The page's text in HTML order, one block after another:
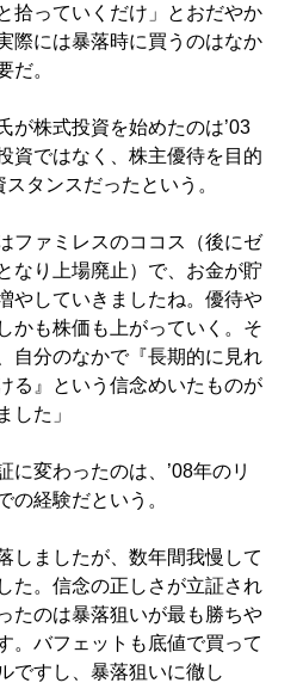
拾っていくだけ」とおだやか
際には暴落時に買うのはなか
だ。
株式投資を始めたのは’03
資ではなく、株主優待を目的
スタンスだったという。
ファミレスのココス（後にゼ
なり上場廃止）で、お金が貯
やしていきましたね。優待や
かも株価も上がっていく。そ
自分のなかで『長期的に見れ
る』という信念めいたものが
した」
変わったのは、’08年のリ
の経験だという。
しましたが、数年間我慢して
た。信念の正しさが立証され
たのは暴落狙いが最も勝ちや
。バフェットも底値で買って
ですし、暴落狙いに徹し